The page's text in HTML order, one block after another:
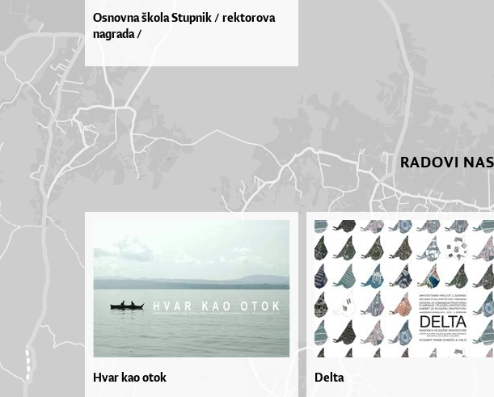
Osnovna škola Stupnik / rektorova
nagrada /
RADOVI
Hvar kao otok Delta